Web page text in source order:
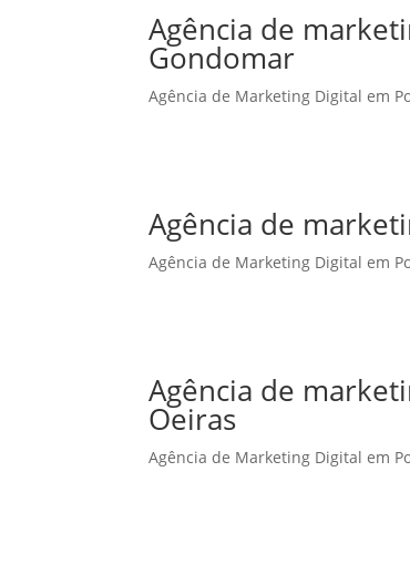
Agência de
Gondomar
Agência de Marketing Digital em
Agência de
Agência de Marketing Digital em
Agência de
Oeiras
Agência de Marketing Digital em